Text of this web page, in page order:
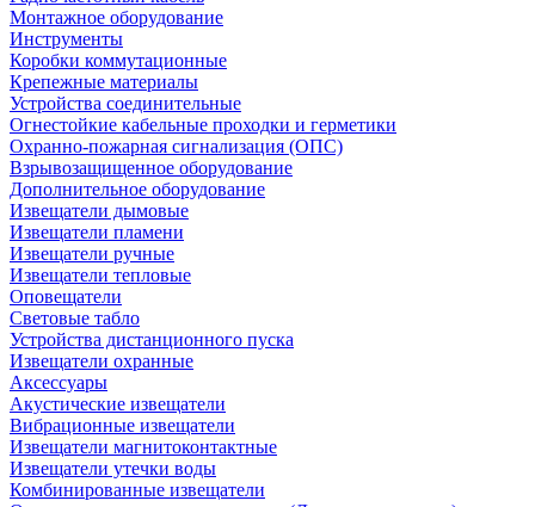
Монтажное оборудование
Инструменты
Коробки коммутационные
Крепежные материалы
Устройства соединительные
Огнестойкие кабельные проходки и герметики
Охранно-пожарная сигнализация (ОПС)
Взрывозащищенное оборудование
Дополнительное оборудование
Извещатели дымовые
Извещатели пламени
Извещатели ручные
Извещатели тепловые
Оповещатели
Световые табло
Устройства дистанционного пуска
Извещатели охранные
Аксессуары
Акустические извещатели
Вибрационные извещатели
Извещатели магнитоконтактные
Извещатели утечки воды
Комбинированные извещатели